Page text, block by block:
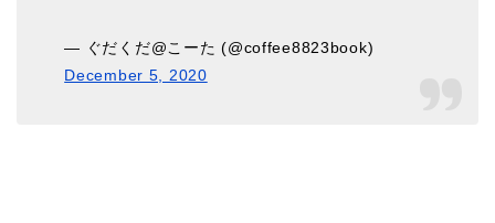
— ぐだくだ@こーた (@coffee8823book)
December 5, 2020